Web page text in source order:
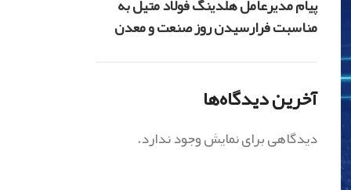
مناسبت فرارسیدن روز صنعت و معدن
آخرین دیدگاه‌ها
دیدگاهی برای نمایش وجود ندارد.